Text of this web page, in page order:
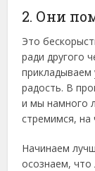
2. Они
Это
ради другого
прикладываем
радость. В
и мы намного
стремимся, на
Начинаем
осознаем,